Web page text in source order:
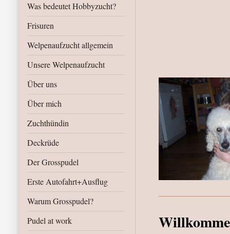
Was bedeutet Hobbyzucht?
Frisuren
Welpenaufzucht allgemein
Unsere Welpenaufzucht
Über uns
Über mich
Zuchthündin
Deckrüde
Der Grosspudel
Erste Autofahrt+Ausflug
Warum Grosspudel?
Pudel at work